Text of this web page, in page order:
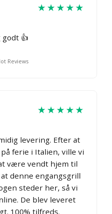
★★★★★
👍
Reviews
★★★★★
levering. Efter at
ferie i Italien, ville vi
være vendt hjem til
denne engangsgrill
steder her, så vi
De blev leveret
100% tilfreds.